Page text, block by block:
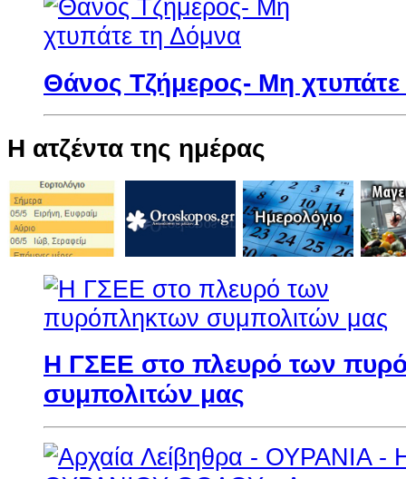
Θάνος Τζήμερος- Μη
Η ατζέντα της ημέρας
H ΓΣΕΕ στο πλευρό των
συμπολιτών μας